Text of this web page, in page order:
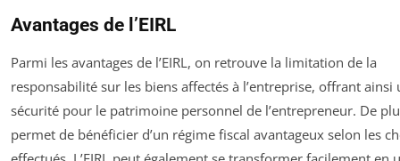
Avantages de l’EIRL
Parmi les avantages de l’EIRL, on retrouve la limitation de la
responsabilité sur les biens affectés à l’entreprise, offrant ainsi
sécurité pour le patrimoine personnel de l’entrepreneur. De
permet de bénéficier d’un régime fiscal avantageux selon les